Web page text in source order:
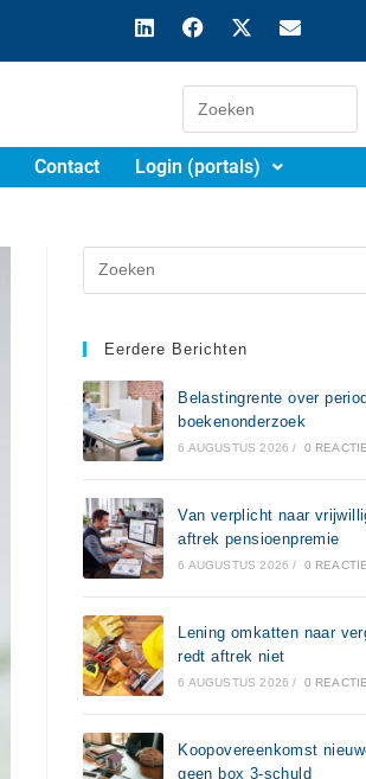
Contact Login (portals)
Eerdere Berichten
Belastingrente over
boekenonderzoek
6 AUGUSTUS 2026 / 0
Van verplicht naar
aftrek pensioenpremie
6 AUGUSTUS 2026 / 0
Lening omkatten naar
redt aftrek niet
6 AUGUSTUS 2026 / 0
Koopovereenkomst
geen box 3-schuld